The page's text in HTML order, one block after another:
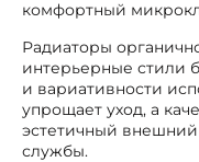
комфортный
Радиаторы
интерьерные стили
и вариативности
упрощает уход, а
эстетичный
службы.